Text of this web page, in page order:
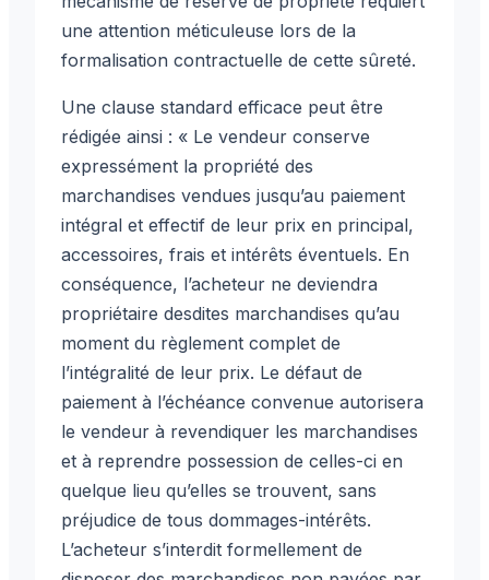
une attention méticuleuse lors de la
formalisation contractuelle de cette sûreté.
Une clause standard efficace peut être
rédigée ainsi : « Le vendeur conserve
expressément la propriété des
marchandises vendues jusqu’au paiement
intégral et effectif de leur prix en principal,
accessoires, frais et intérêts éventuels. En
conséquence, l’acheteur ne deviendra
propriétaire desdites marchandises qu’au
moment du règlement complet de
l’intégralité de leur prix. Le défaut de
paiement à l’échéance convenue autorisera
le vendeur à revendiquer les marchandises
et à reprendre possession de celles-ci en
quelque lieu qu’elles se trouvent, sans
préjudice de tous dommages-intérêts.
L’acheteur s’interdit formellement de